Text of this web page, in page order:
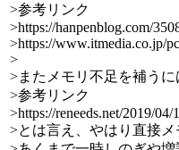
>参考リンク
>https://hanpenblog.com/
>https://www.itmedia.co.jp/
>
>またメモリ不足を補う
>参考リンク
>https://reneeds.net/2019/04/
>とは言え、やはり直接メ